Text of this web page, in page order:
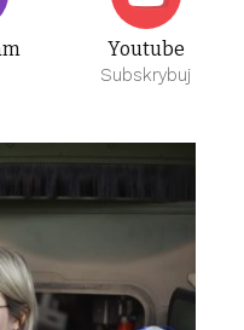
Youtube
Subskrybuj